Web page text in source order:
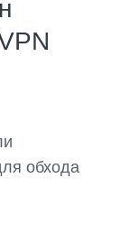
обхода